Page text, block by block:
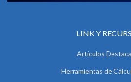
LINK Y
Artículos
Herramientas de